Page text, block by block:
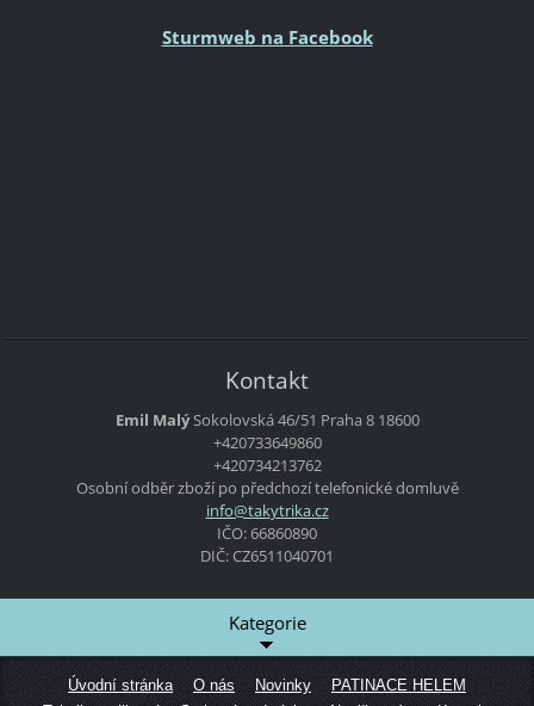
Sturmweb na Facebook
Kontakt
Emil Malý Sokolovská 46/51 Praha 818600
+420733649860
+420734213762
Osobní odběr zboží po předchozí telefonické domluvě
info@takytrika.cz
IČO: 66860890
DIČ: CZ6511040701
Kategorie
Úvodní stránka O nás Novinky
PATINACE HELEM